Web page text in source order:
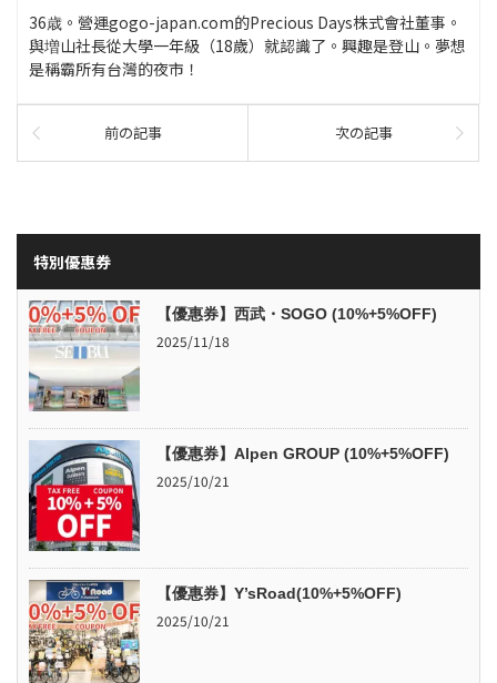
36歳。營運gogo-japan.com的Precious Days株式會社董事。
與増山社長從大學一年級（18歲）就認識了。興趣是登山。夢想
是稱霸所有台灣的夜市！
前の記事 次の記事
特別優惠券
【優惠券】西武・SOGO (10%+5%OFF)
2025/11/18
【優惠券】Alpen GROUP (10%+5%OFF)
2025/10/21
【優惠券】Y’sRoad(10%+5%OFF)
2025/10/21